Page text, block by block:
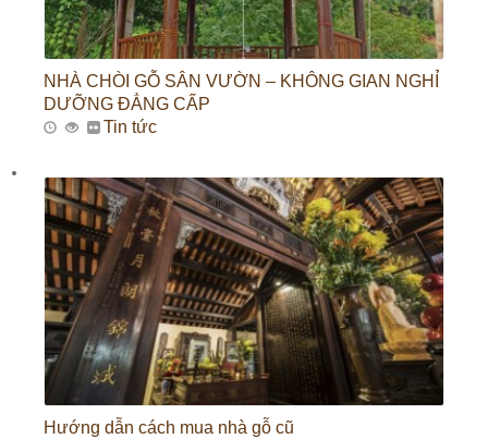
NHÀ CHÒI GỖ SÂN VƯỜN – KHÔNG GIAN NGHỈ
DƯỠNG ĐẲNG CẤP
Tin tức
Hướng dẫn cách mua nhà gỗ cũ